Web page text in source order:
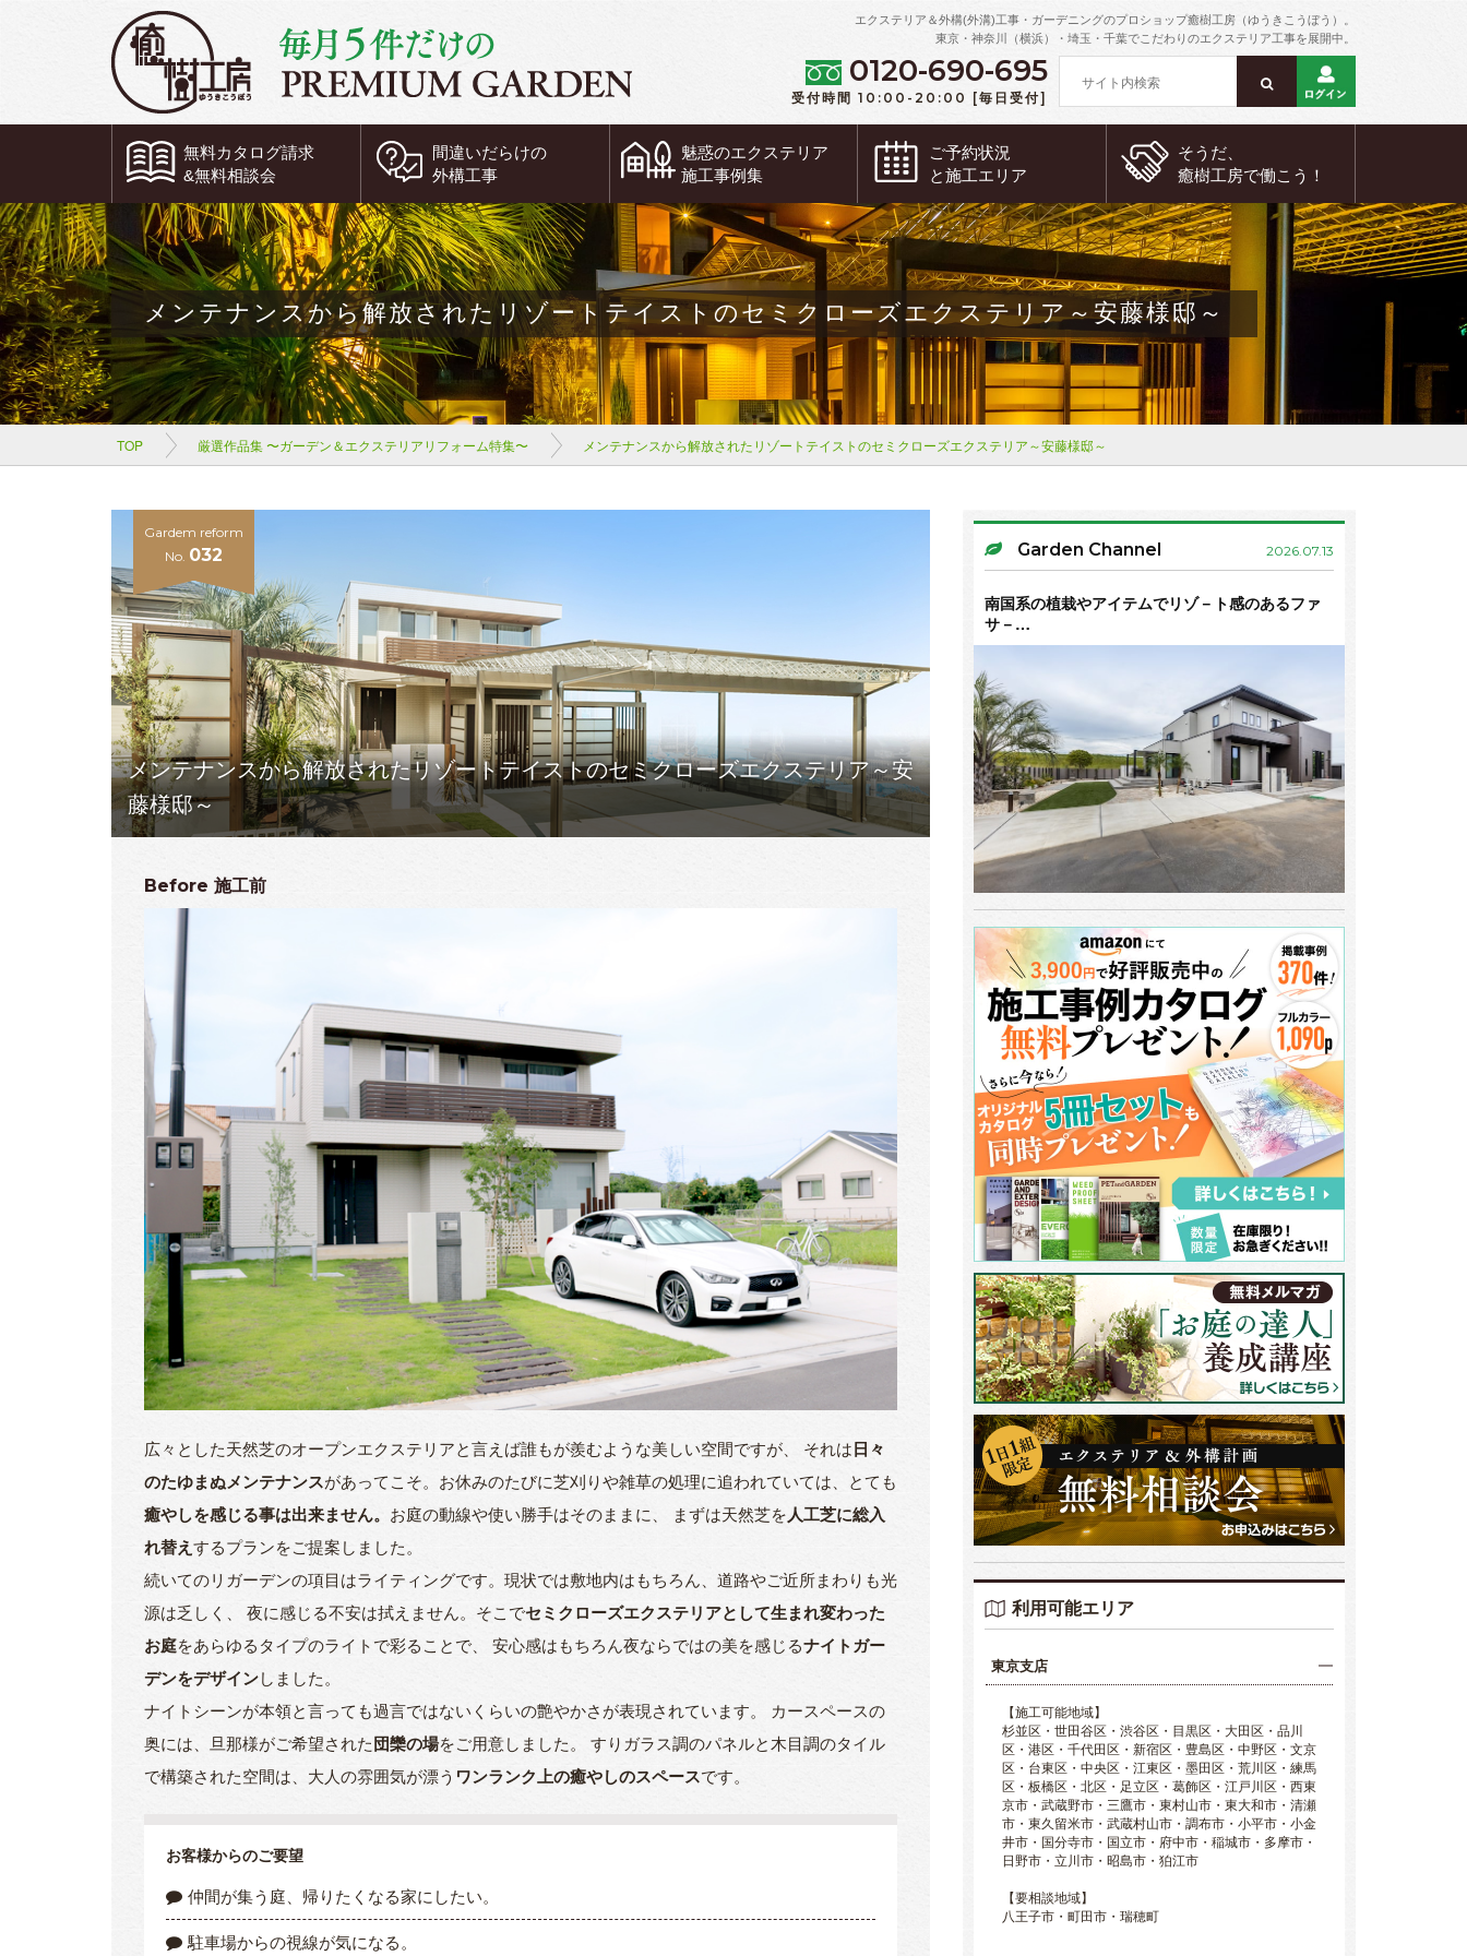
エクステリア＆外構(外溝)工事・ガーデニングのプロショップ癒樹工房（ゆうきこうぼう）。
東京・神奈川（横浜）・埼玉・千葉でこだわりのエクステリア工事を展開中。
0120-690-695
受付時間 10:00-20:00 [毎日受付]
無料カタログ請求
&無料相談会
間違いだらけの
外構工事
魅惑のエクステリア
施工事例集
ご予約状況
と施工エリア
そうだ、
癒樹工房で働こう！
メンテナンスから解放されたリゾートテイストのセミクローズエクステリア～安藤様邸～
TOP 厳選作品集 〜ガーデン＆エクステリアリフォーム特集〜 メンテナンスから解放されたリゾートテイストのセミクローズエクステリア～安藤様邸～
Gardem reform
No. 032
メンテナンスから解放されたリゾートテイストのセミクローズエクステリア～安
藤様邸～
Before 施工前
広々とした天然芝のオープンエクステリアと言えば誰もが羨むような美しい空間ですが、 それは日々
のたゆまぬメンテナンスがあってこそ。お休みのたびに芝刈りや雑草の処理に追われていては、とても
癒やしを感じる事は出来ません。 お庭の動線や使い勝手はそのままに、 まずは天然芝を人工芝に総入
れ替えするプランをご提案しました。
続いてのリガーデンの項目はライティングです。現状では敷地内はもちろん、道路やご近所まわりも光
源は乏しく、 夜に感じる不安は拭えません。そこでセミクローズエクステリアとして生まれ変わった
お庭をあらゆるタイプのライトで彩ることで、 安心感はもちろん夜ならではの美を感じるナイトガー
デンをデザインしました。
ナイトシーンが本領と言っても過言ではないくらいの艶やかさが表現されています。 カースペースの
奥には、旦那様がご希望された団欒の場をご用意しました。 すりガラス調のパネルと木目調のタイル
で構築された空間は、大人の雰囲気が漂う ワンランク上の癒やしのスペースです。
お客様からのご要望
仲間が集う庭、帰りたくなる家にしたい。
駐車場からの視線が気になる。
Garden Channel 2026.07.13
南国系の植栽やアイテムでリゾ－ト感のあるファ
サ－…
利用可能エリア
東京支店
【施工可能地域】
杉並区・世田谷区・渋谷区・目黒区・大田区・品川
区・港区・千代田区・新宿区・豊島区・中野区・文京
区・台東区・中央区・江東区・墨田区・荒川区・練馬
区・板橋区・北区・足立区・葛飾区・江戸川区・西東
京市・武蔵野市・三鷹市・東村山市・東大和市・清瀬
市・東久留米市・武蔵村山市・調布市・小平市・小金
井市・国分寺市・国立市・府中市・稲城市・多摩市・
日野市・立川市・昭島市・狛江市
【要相談地域】
八王子市・町田市・瑞穂町